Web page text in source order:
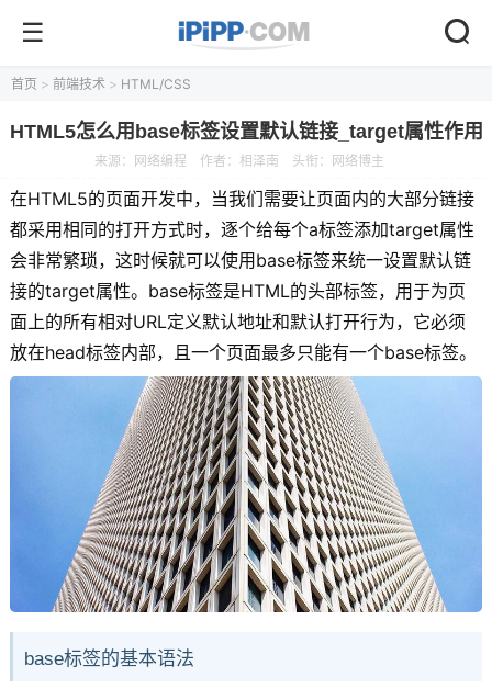
首页 > 前端技术 > HTML/CSS
HTML5怎么用base标签设置默认链接_target属性作用
来源： 网络编程 作者：相泽南 头衔：网络博主
在HTML5的页面开发中，当我们需要让页面内的大部分链接
都采用相同的打开方式时，逐个给每个a标签添加target属性
会非常繁琐，这时候就可以使用base标签来统一设置默认链
接的target属性。base标签是HTML的头部标签，用于为页
面上的所有相对URL定义默认地址和默认打开行为，它必须
放在head标签内部，且一个页面最多只能有一个base标签。
base标签的基本语法